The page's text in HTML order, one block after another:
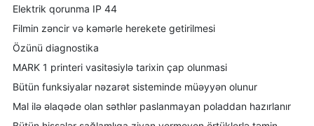
Elektrik qorunma IP 44
Filmin zəncir və kəmərle herekete getirilmesi
Özünü diagnostika
MARK 1 printeri vasitəsiylə tarixin çap olunmasi
Bütün funksiyalar nəzarət sisteminde müəyyən olunur
Mal ilə əlaqəde olan səthlər paslanmayan poladdan hazırlanır